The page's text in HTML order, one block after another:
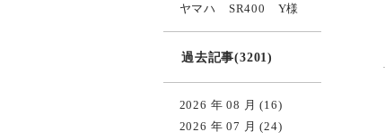
ヤマハ SR400 Y様
過去記事(3201)
2026 年 08 月 (16)
2026 年 07 月 (24)